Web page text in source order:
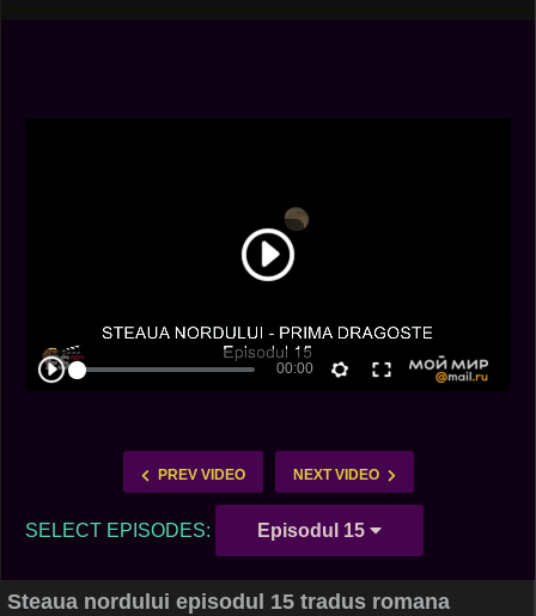
PREV VIDEO NEXT VIDEO
SELECT EPISODES: Episodul 15
Steaua nordului episodul 15 tradus romana